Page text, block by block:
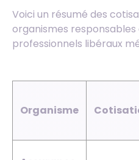
Voici un résumé des
organismes
professionnels libéraux
Organisme